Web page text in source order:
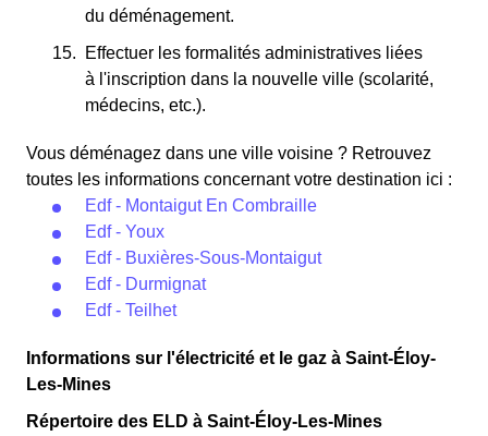
du déménagement.
Effectuer les formalités administratives liées
à l'inscription dans la nouvelle ville (scolarité,
médecins, etc.).
Vous déménagez dans une ville voisine ? Retrouvez
toutes les informations concernant votre destination ici :
Edf - Montaigut En Combraille
Edf - Youx
Edf - Buxières-Sous-Montaigut
Edf - Durmignat
Edf - Teilhet
Informations sur l'électricité et le gaz à Saint-Éloy-
Les-Mines
Répertoire des ELD à Saint-Éloy-Les-Mines